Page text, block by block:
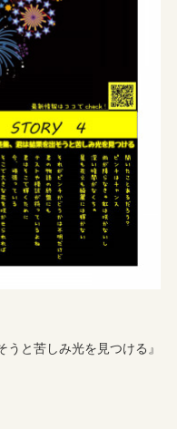
と苦しみ光を見つける』